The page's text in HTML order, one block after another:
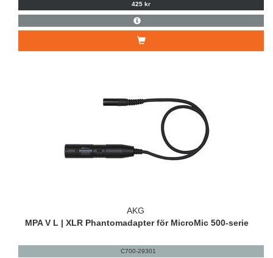
425 kr
AKG
MPA V L | XLR Phantomadapter för MicroMic 500-serie
C700-29301